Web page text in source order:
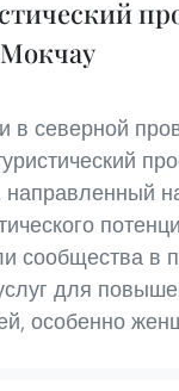
в северной
сообщества в
для
особенно